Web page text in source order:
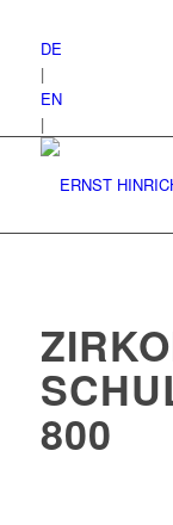
DE
|
EN
|
800